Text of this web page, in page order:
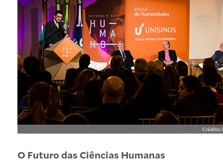
Crédito:
O Futuro das Ciências Humanas